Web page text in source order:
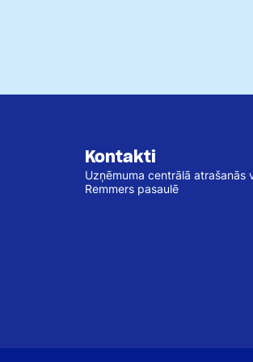
Kontakti
Uzņēmuma centrālā atrašanās
Remmers pasaulē